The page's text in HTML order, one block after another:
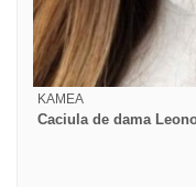
KAMEA
Caciula de dama